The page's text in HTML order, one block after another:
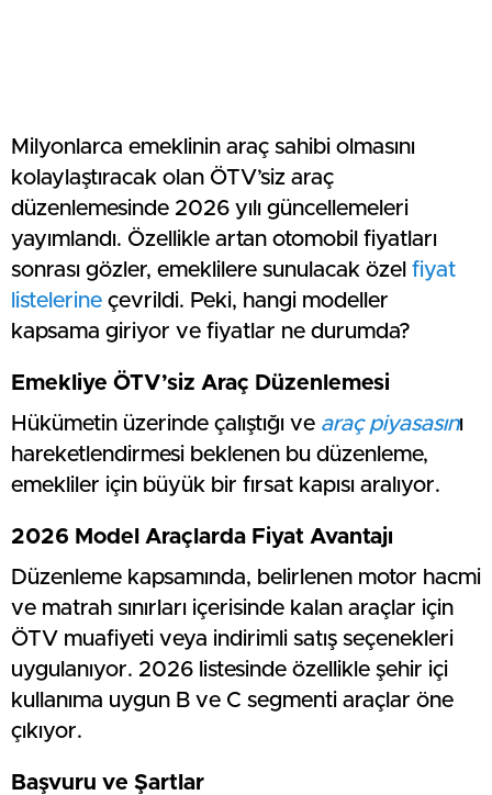
Milyonlarca emeklinin araç sahibi olmasını
kolaylaştıracak olan ÖTV’siz araç
düzenlemesinde 2026 yılı güncellemeleri
yayımlandı. Özellikle artan otomobil fiyatları
sonrası gözler, emeklilere sunulacak özel fiyat
listelerine çevrildi. Peki, hangi modeller
kapsama giriyor ve fiyatlar ne durumda?
Emekliye ÖTV’siz Araç Düzenlemesi
Hükümetin üzerinde çalıştığı ve araç piyasasını
hareketlendirmesi beklenen bu düzenleme,
emekliler için büyük bir fırsat kapısı aralıyor.
2026 Model Araçlarda Fiyat Avantajı
Düzenleme kapsamında, belirlenen motor hacmi
ve matrah sınırları içerisinde kalan araçlar için
ÖTV muafiyeti veya indirimli satış seçenekleri
uygulanıyor. 2026 listesinde özellikle şehir içi
kullanıma uygun B ve C segmenti araçlar öne
çıkıyor.
Başvuru ve Şartlar